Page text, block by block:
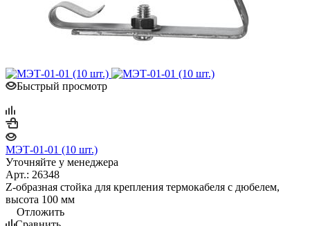
Быстрый просмотр
МЭТ-01-01 (10 шт.)
Уточняйте у менеджера
Арт.: 26348
Z-образная стойка для крепления термокабеля с дюбелем,
высота 100 мм
Отложить